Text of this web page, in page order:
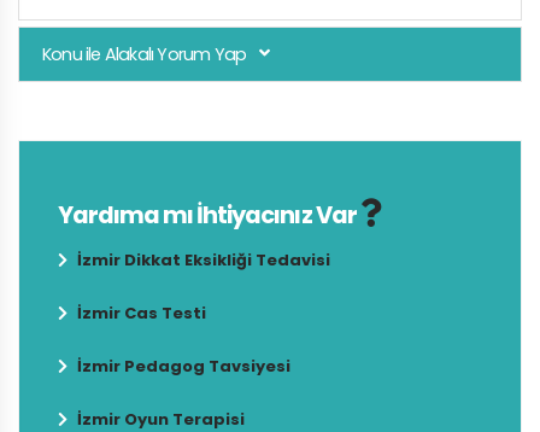
Konu ile Alakalı Yorum Yap
Yardıma mı İhtiyacınız Var
İzmir Dikkat Eksikliği Tedavisi
İzmir Cas Testi
İzmir Pedagog Tavsiyesi
İzmir Oyun Terapisi